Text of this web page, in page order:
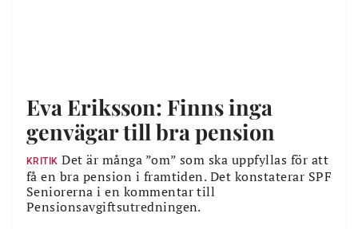
Eva Eriksson: Finns inga
genvägar till bra pension
KRITIK Det är många ”om” som ska uppfyllas för att
få en bra pension i framtiden. Det konstaterar SPF
Seniorerna i en kommentar till
Pensionsavgiftsutredningen.